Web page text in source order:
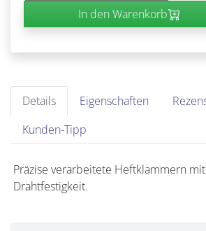
In den Warenkorb
Details Eigenschaften
Kunden-Tipp
Präzise verarbeitete Heftklammern
Drahtfestigkeit.